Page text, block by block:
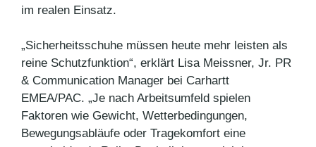
im realen Einsatz.
„Sicherheitsschuhe müssen heute mehr leisten als
reine Schutzfunktion“, erklärt Lisa Meissner, Jr. PR
& Communication Manager bei Carhartt
EMEA/PAC. „Je nach Arbeitsumfeld spielen
Faktoren wie Gewicht, Wetterbedingungen,
Bewegungsabläufe oder Tragekomfort eine